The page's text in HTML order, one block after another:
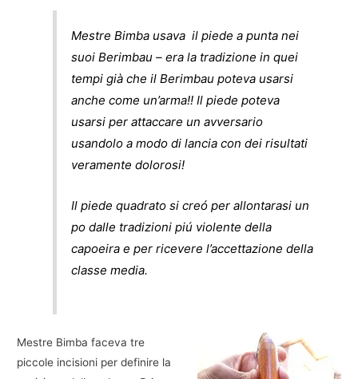
Mestre Bimba usava il piede a punta nei
suoi Berimbau – era la tradizione in quei
tempi già che il Berimbau poteva usarsi
anche come un’arma!! Il piede poteva
usarsi per attaccare un avversario
usandolo a modo di lancia con dei risultati
veramente dolorosi!
Il piede quadrato si creó per allontarasi un
po dalle tradizioni piú violente della
capoeira e per ricevere l’accettazione della
classe media.
Mestre Bimba faceva tre
piccole incisioni per definire la